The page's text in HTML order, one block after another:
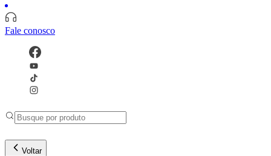
Fale conosco
Voltar